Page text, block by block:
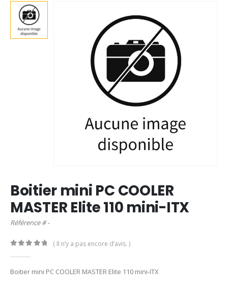
Boitier mini PC COOLER
MASTER Elite 110 mini-ITX
Référence # -
( Il n’y a pas encore d’avis. )
Boitier mini PC COOLER MASTER Elite 110 mini-ITX